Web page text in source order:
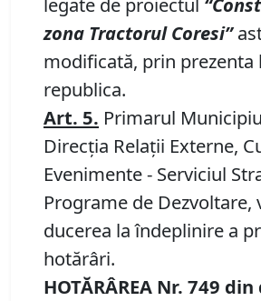
zona Tractorul Coresi”
modificată, prin prezenta
republica.
Art. 5. Primarul
Direcţia Relaţii Externe,
Evenimente - Serviciul
Programe de Dezvoltare,
ducerea la îndeplinire a
hotărâri.
HOTĂRÂREA Nr. 749 din